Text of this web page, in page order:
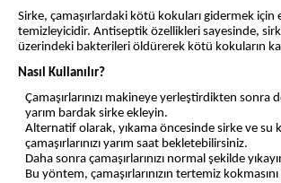
Sirke, çamaşırlardaki kötü kokuları gidermek
temizleyicidir. Antiseptik özellikleri sayesinde, sirke
üzerindeki bakterileri öldürerek kötü kokuların
Nasıl Kullanılır?
Çamaşırlarınızı makineye yerleştirdikten sonra
yarım bardak sirke ekleyin.
Alternatif olarak, yıkama öncesinde sirke ve su
çamaşırlarınızı yarım saat bekletebilirsiniz.
Daha sonra çamaşırlarınızı normal şekilde
Bu yöntem, çamaşırlarınızın tertemiz